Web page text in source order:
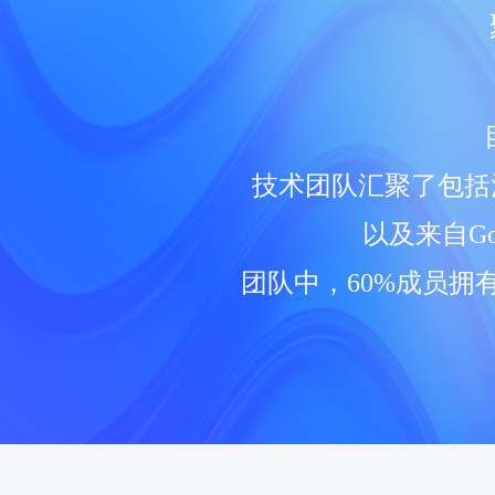
技术团队汇聚了包
以及来自
团队中，60%成员拥